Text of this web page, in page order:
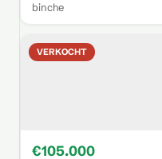
binche
VERKOCHT
€105.000